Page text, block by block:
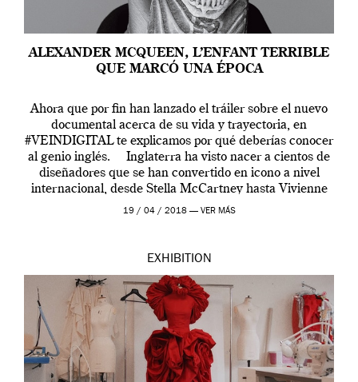
ALEXANDER MCQUEEN, L’ENFANT TERRIBLE
QUE MARCÓ UNA ÉPOCA
Ahora que por fin han lanzado el tráiler sobre el nuevo
documental acerca de su vida y trayectoria, en
#VEINDIGITAL te explicamos por qué deberías conocer
al genio inglés. Inglaterra ha visto nacer a cientos de
diseñadores que se han convertido en icono a nivel
internacional, desde Stella McCartney hasta Vivienne
Westwood pasando […]
19 / 04 / 2018 — VER MÁS
EXHIBITION